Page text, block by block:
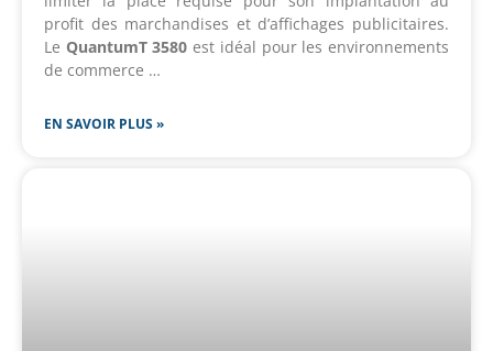
profit des marchandises et d’affichages publicitaires.
Le QuantumT 3580 est idéal pour les environnements
de commerce …
EN SAVOIR PLUS »